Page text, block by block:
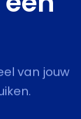
van jouw